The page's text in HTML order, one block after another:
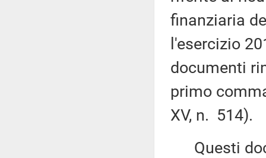
finanziaria
l'esercizio
documenti
primo
XV, n. 514).
Questi